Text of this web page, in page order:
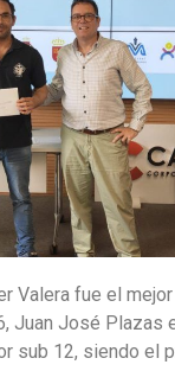
Valera fue el
Juan José Plazas
sub 12, siendo el